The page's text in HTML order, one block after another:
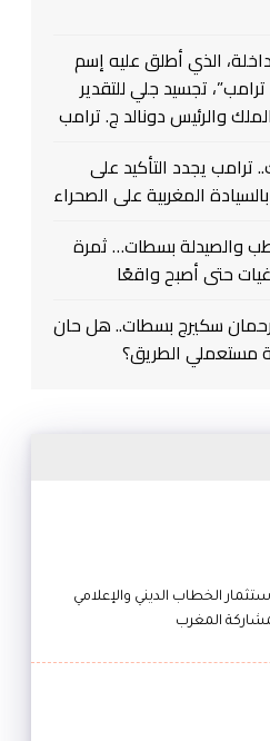
الذي أطلق عليه إسم
تجسيد جلي للتقدير
والرئيس دونالد ج. ترامب
ترامب يجدد التأكيد على
المغربية على الصحراء
والصيدلة بسطات… ثمرة
حتى أصبح واقعًا
سكيرج بسطات.. هل حان
مستعملي الطريق؟
الخطاب الديني والإعلامي
المغرب